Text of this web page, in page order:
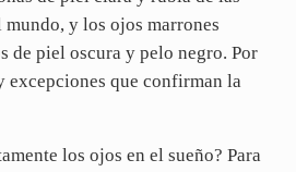
y los ojos marrones
de piel oscura y pelo negro. Por
excepciones que confirman la
los ojos en el sueño? Para